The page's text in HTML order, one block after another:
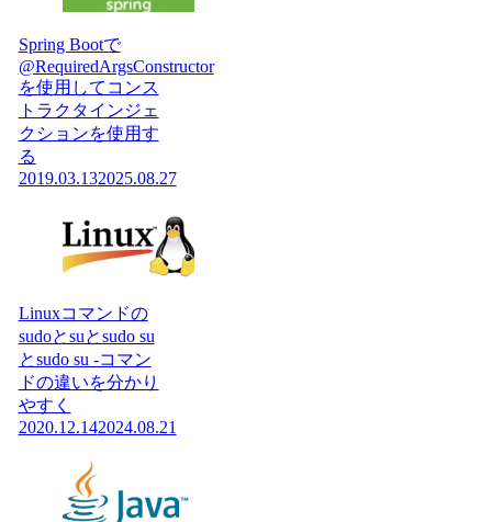
Spring Bootで
@RequiredArgsConstructor
を使用してコンス
トラクタインジェ
クションを使用す
る
2019.03.132025.08.27
Linuxコマンドの
sudoとsuとsudo su
とsudo su -コマン
ドの違いを分かり
やすく
2020.12.142024.08.21